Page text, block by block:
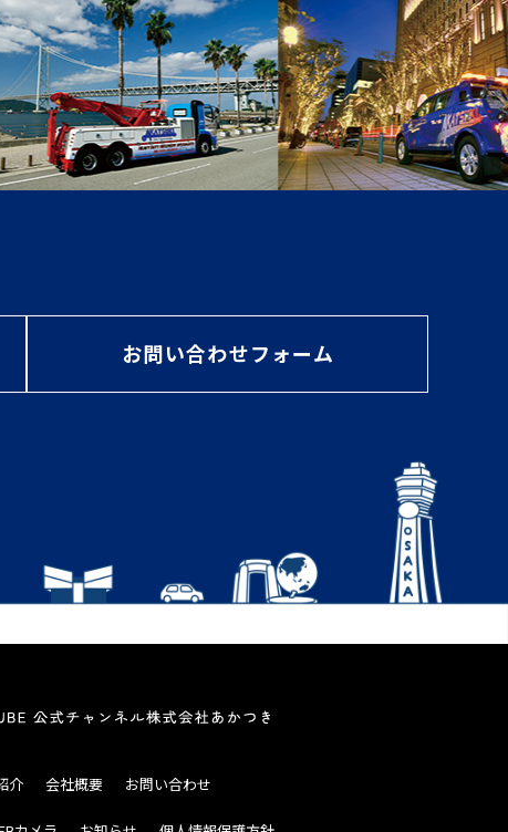
お問い合わせフォーム
介 会社概要 お問い合わせ